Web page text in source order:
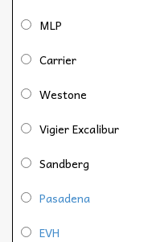
MLP
Carrier
Westone
Vigier Excalibur
Sandberg
Pasadena
EVH